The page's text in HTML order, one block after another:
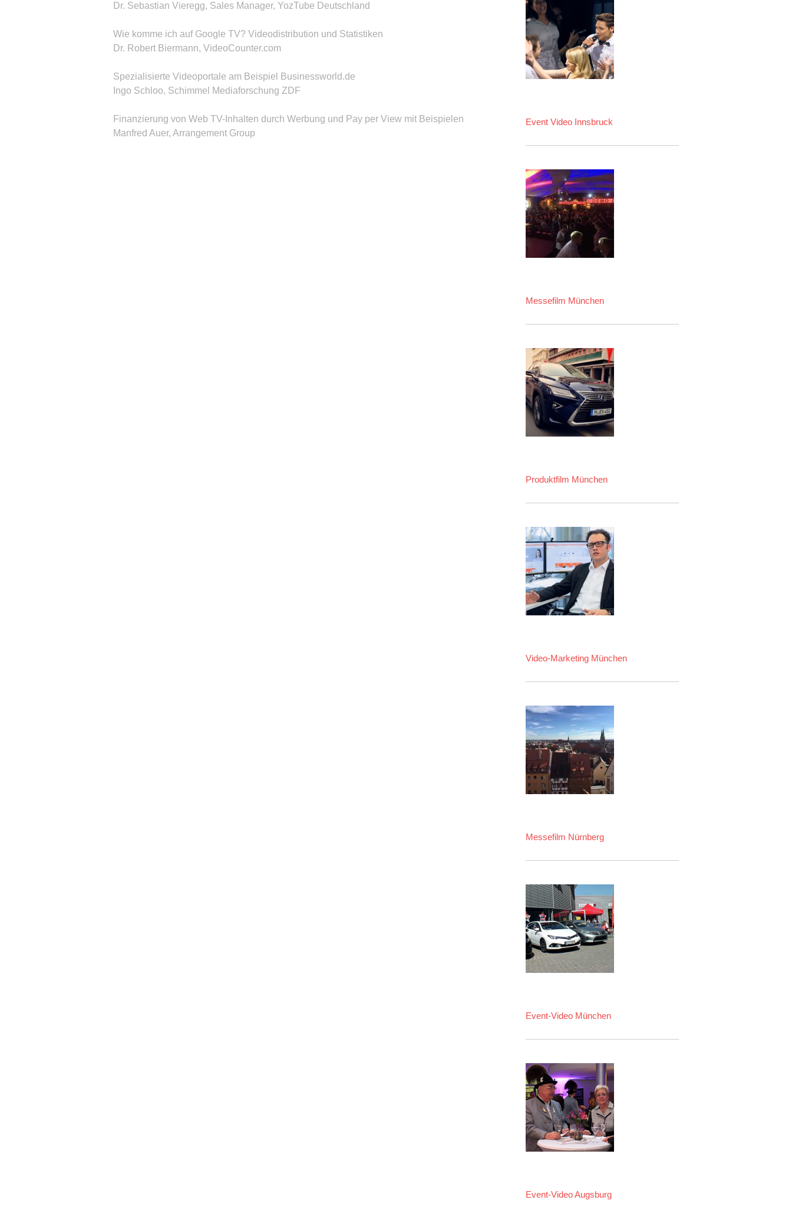
Dr. Sebastian Vieregg, Sales Manager, YozTube Deutschland
Wie komme ich auf Google TV? Videodistribution und Statistiken
Dr. Robert Biermann, VideoCounter.com
Spezialisierte Videoportale am Beispiel Businessworld.de
Ingo Schloo, Schimmel Mediaforschung ZDF
Finanzierung von Web TV-Inhalten durch Werbung und Pay per View mit Beispielen
Manfred Auer, Arrangement Group
Event Video Innsbruck
Messefilm München
Produktfilm München
Video-Marketing München
Messefilm Nürnberg
Event-Video München
Event-Video Augsburg